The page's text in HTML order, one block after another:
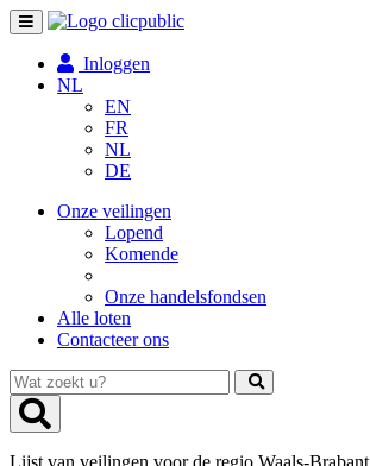
Toggle
navigation
Inloggen
NL
EN
FR
NL
DE
Onze veilingen
Lopend
Komende
Onze handelsfondsen
Alle loten
Contacteer ons
Wat
zoekt
u?
Lijst van veilingen voor de regio Waals-Brabant